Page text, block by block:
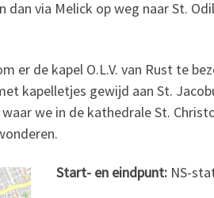
via Melick op weg naar St.
er de kapel O.L.V. van Rust te
kapelletjes gewijd aan St.
we in de kathedrale St.
Start- en eindpunt: NS-